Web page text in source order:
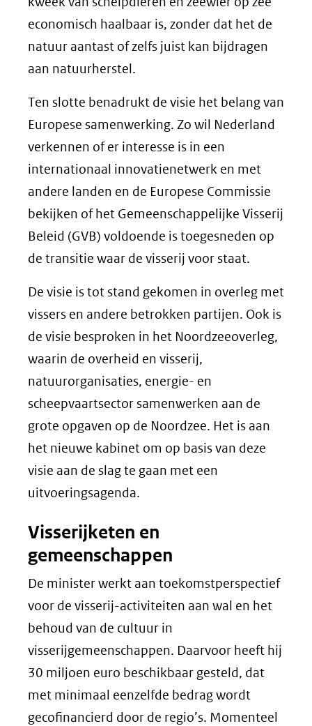
economisch haalbaar is, zonder dat het de
natuur aantast of zelfs juist kan bijdragen
aan natuurherstel.
Ten slotte benadrukt de visie het belang van
Europese samenwerking. Zo wil Nederland
verkennen of er interesse is in een
internationaal innovatienetwerk en met
andere landen en de Europese Commissie
bekijken of het Gemeenschappelijke Visserij
Beleid (GVB) voldoende is toegesneden op
de transitie waar de visserij voor staat.
De visie is tot stand gekomen in overleg met
vissers en andere betrokken partijen. Ook is
de visie besproken in het Noordzeeoverleg,
waarin de overheid en visserij,
natuurorganisaties, energie- en
scheepvaartsector samenwerken aan de
grote opgaven op de Noordzee. Het is aan
het nieuwe kabinet om op basis van deze
visie aan de slag te gaan met een
uitvoeringsagenda.
Visserijketen en
gemeenschappen
De minister werkt aan toekomstperspectief
voor de visserij-activiteiten aan wal en het
behoud van de cultuur in
visserijgemeenschappen. Daarvoor heeft hij
30 miljoen euro beschikbaar gesteld, dat
met minimaal eenzelfde bedrag wordt
gecofinancierd door de regio’s. Momenteel